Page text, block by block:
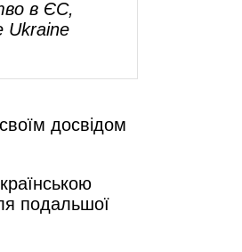
в ЄС,
Ukraine
досвідом
подальшої